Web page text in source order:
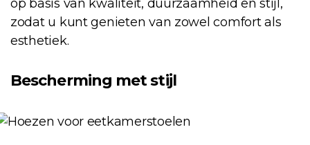
op basis van kwaliteit, duurzaamheid en stijl,
zodat u kunt genieten van zowel comfort als
esthetiek.
Bescherming met stijl